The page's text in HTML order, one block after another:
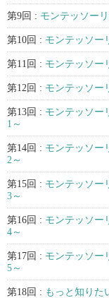
第9回 : モンテッソー
第10回 : モンテッソー
第11回 : モンテッソー
第12回 : モンテッソー
第13回 : モンテッソー
1～
第14回 : モンテッソー
2～
第15回 : モンテッソー
3～
第16回 : モンテッソー
4～
第17回 : モンテッソー
5～
第18回 : もっと知りた